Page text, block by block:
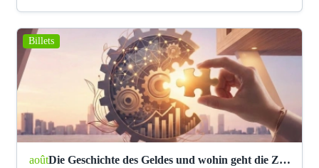
Billets
août
Die Geschichte des Geldes und wohin geht die Zukunft